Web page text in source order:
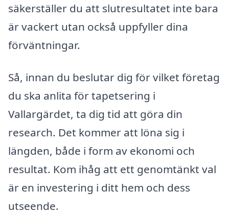
säkerställer du att slutresultatet inte bara
är vackert utan också uppfyller dina
förväntningar.
Så, innan du beslutar dig för vilket företag
du ska anlita för tapetsering i
Vallargärdet, ta dig tid att göra din
research. Det kommer att löna sig i
längden, både i form av ekonomi och
resultat. Kom ihåg att ett genomtänkt val
är en investering i ditt hem och dess
utseende.